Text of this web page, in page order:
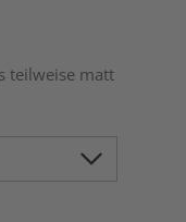
teilweise matt